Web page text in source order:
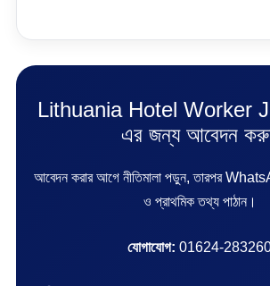
Lithuania Hotel Worker
এর জন্য আবেদন
আবেদন করার আগে নীতিমালা পড়ুন, তারপর
ও প্রাথমিক তথ্য পাঠান।
যোগাযোগ: 01624-